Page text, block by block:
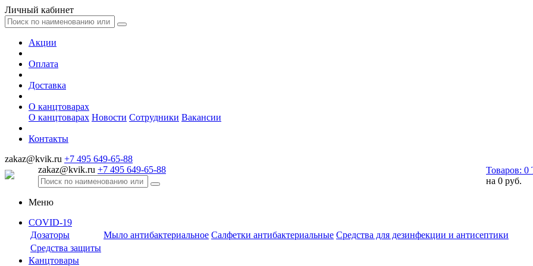
Личный кабинет
Акции
Оплата
Доставка
О канцтоварах
О канцтоварах Новости Сотрудники Вакансии
Контакты
zakaz@kvik.ru +7 495 649-65-88
zakaz@kvik.ru +7 495 649-65-88 Товаров: 0
на 0 руб.
Меню
COVID-19
Дозаторы
Мыло антибактериальное Салфетки антибактериальные Средства для дезинфекции и антисептики
Средства защиты
Канцтовары